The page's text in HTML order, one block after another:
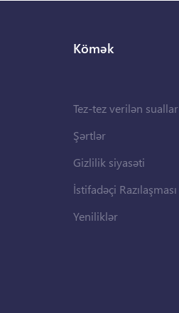
Kömək
Tez-tez verilən suallar
Şərtlər
Gizlilik siyasəti
İstifadəçi Razılaşması
Yeniliklər